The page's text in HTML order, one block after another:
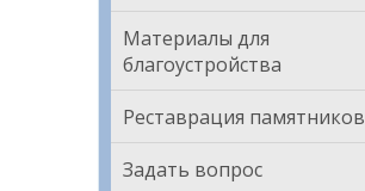
Материалы для
благоустройства
Реставрация памятников
Задать вопрос